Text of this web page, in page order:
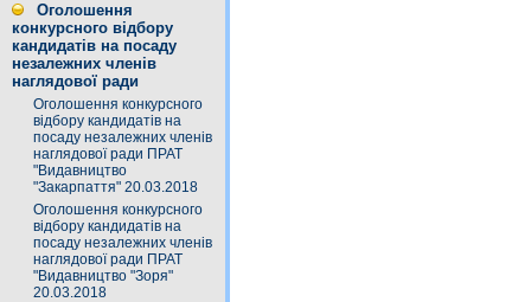
Оголошення
конкурсного відбору
кандидатів на посаду
незалежних членів
наглядової ради
Оголошення конкурсного
відбору кандидатів на
посаду незалежних членів
наглядової ради ПРАТ
"Видавництво
"Закарпаття" 20.03.2018
Оголошення конкурсного
відбору кандидатів на
посаду незалежних членів
наглядової ради ПРАТ
"Видавництво "Зоря"
20.03.2018